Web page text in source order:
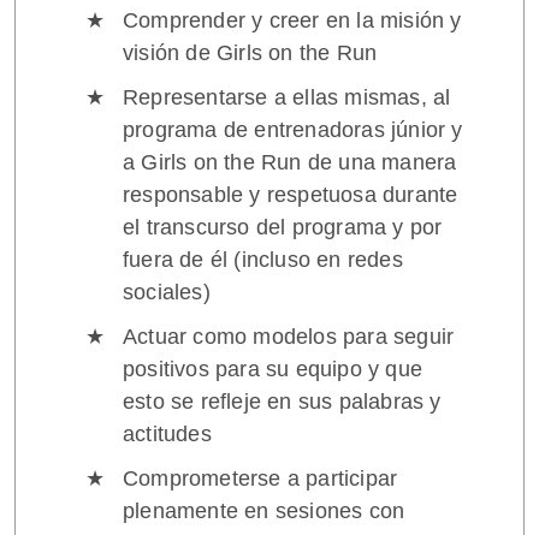
Comprender y creer en la misión y
visión de Girls on the Run
Representarse a ellas mismas, al
programa de entrenadoras júnior y
a Girls on the Run de una manera
responsable y respetuosa durante
el transcurso del programa y por
fuera de él (incluso en redes
sociales)
Actuar como modelos para seguir
positivos para su equipo y que
esto se refleje en sus palabras y
actitudes
Comprometerse a participar
plenamente en sesiones con